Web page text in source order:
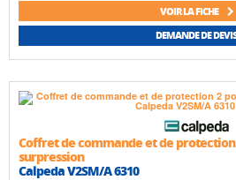
VOIR LA FICHE
DEMANDE DE DEVIS
Coffret de commande et de
surpression
Calpeda V2SM/A 6310